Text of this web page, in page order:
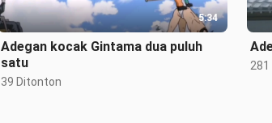
5:34
Adegan kocak Gintama dua puluh
satu
39 Ditonton